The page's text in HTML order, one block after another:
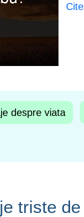
despre viata
triste